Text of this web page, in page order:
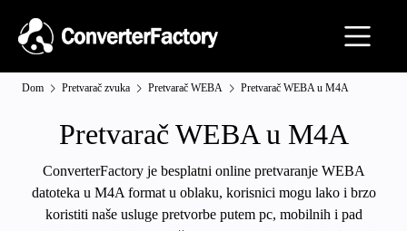
Dom Pretvarač zvuka Pretvarač WEBA Pretvarač WEBA u M4A
Pretvarač WEBA u M4A
ConverterFactory je besplatni online pretvaranje WEBA
datoteka u M4A format u oblaku, korisnici mogu lako i brzo
koristiti naše usluge pretvorbe putem pc, mobilnih i pad